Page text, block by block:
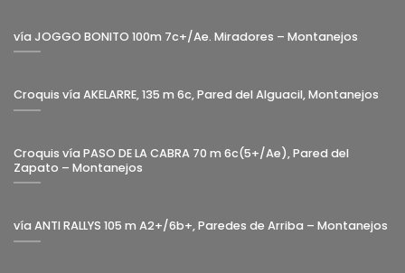
vía JOGGO BONITO 100m 7c+/Ae. Miradores – Montanejos
Croquis vía AKELARRE, 135 m 6c, Pared del Alguacil, Montanejos
Croquis vía PASO DE LA CABRA 70 m 6c(5+/Ae), Pared del
Zapato – Montanejos
vía ANTI RALLYS 105 m A2+/6b+, Paredes de Arriba – Montanejos